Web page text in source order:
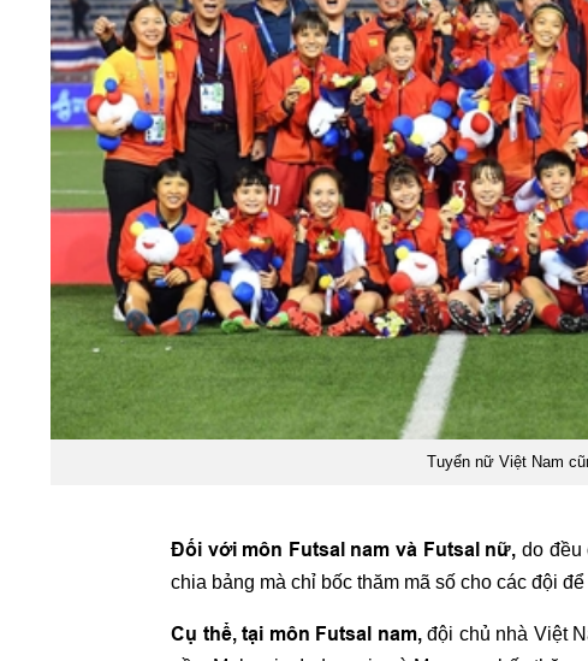
Tuyển nữ Việt Nam
Đối với môn Futsal nam và Futsal nữ, do đều
chia bảng mà chỉ bốc thăm mã số cho các đội
Cụ thể, tại môn Futsal nam,đội chủ nhà Việt